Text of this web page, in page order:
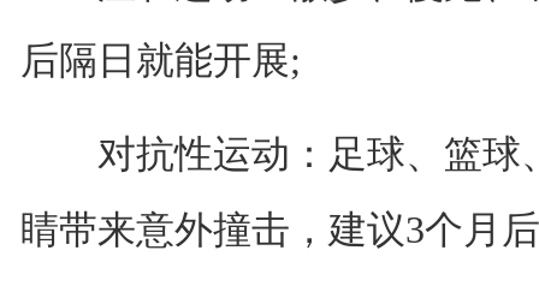
后隔日就能开展;
对抗性运动：足球、篮球
睛带来意外撞击，建议3个月